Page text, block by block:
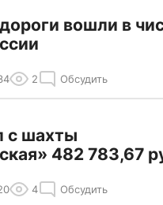
вошли в
2 Обсудить
с шахты
482 783,67
4 Обсудить